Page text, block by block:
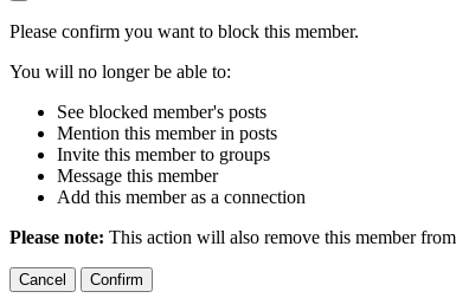
Please confirm you want to block this member.
You will no longer be able to:
See blocked member's posts
Mention this member in posts
Invite this member to groups
Message this member
Add this member as a connection
Please note: This action will also remove this member
Confirm